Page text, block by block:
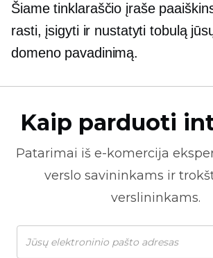
Šiame tinklaraščio įraše
rasti, įsigyti ir nustatyti tobulą
domeno pavadinimą.
Kaip parduoti
Patarimai iš e-komercija
verslo savininkams ir
verslininkams.